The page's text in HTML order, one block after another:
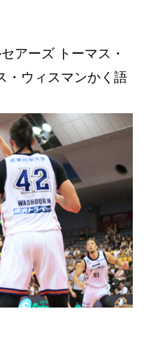
アーズ トーマス・
・ウィスマンかく語